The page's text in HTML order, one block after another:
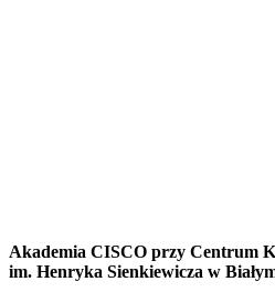
Akademia CISCO przy Centrum
im. Henryka Sienkiewicza w